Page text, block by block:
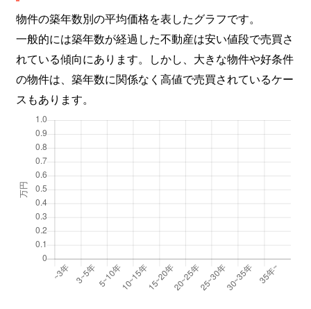
物件の築年数別の平均価格を表したグラフです。
一般的には築年数が経過した不動産は安い値段で売買さ
れている傾向にあります。しかし、大きな物件や好条件
の物件は、築年数に関係なく高値で売買されているケー
スもあります。